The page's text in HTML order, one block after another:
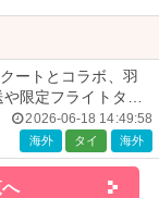
ートとコラボ、羽
限定フライトタグ
2026-06-18 14:49:58
海外 タイ 海外